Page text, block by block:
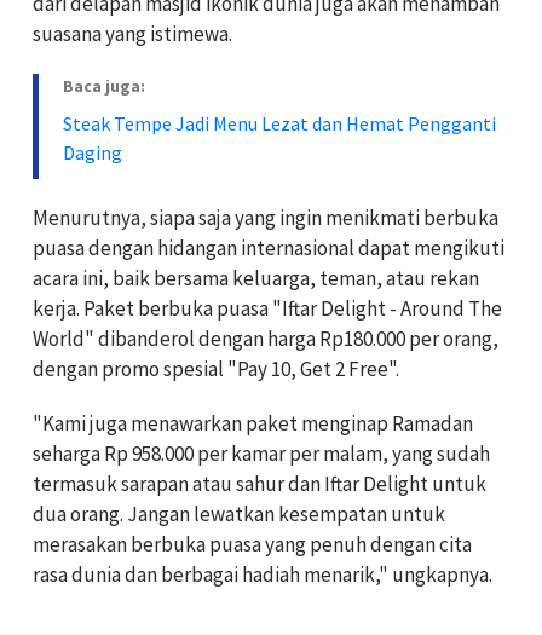
suasana yang istimewa.
Baca juga:
Steak Tempe Jadi Menu Lezat dan Hemat Pengganti
Daging
Menurutnya, siapa saja yang ingin menikmati berbuka
puasa dengan hidangan internasional dapat mengikuti
acara ini, baik bersama keluarga, teman, atau rekan
kerja. Paket berbuka puasa "Iftar Delight - Around The
World" dibanderol dengan harga Rp180.000 per orang,
dengan promo spesial "Pay 10, Get 2 Free".
"Kami juga menawarkan paket menginap Ramadan
seharga Rp 958.000 per kamar per malam, yang sudah
termasuk sarapan atau sahur dan Iftar Delight untuk
dua orang. Jangan lewatkan kesempatan untuk
merasakan berbuka puasa yang penuh dengan cita
rasa dunia dan berbagai hadiah menarik," ungkapnya.